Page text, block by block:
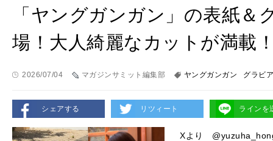
「ヤングガンガン」の表紙＆
場！大人綺麗なカットが満載
2026/07/04 マガジンサミット編集部 ヤングガンガン グラビア
シェアする リツィート ラインを
Xより